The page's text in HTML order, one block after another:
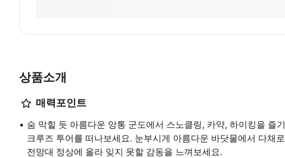
상품소개
매력포인트
숨 막힐 듯 아름다운 앙통 군도에서 스노클링, 카약, 하이킹을 즐
크루즈 투어를 떠나보세요. 눈부시게 아름다운 바닷물에서 다채
전망대 정상에 올라 잊지 못할 감동을 느껴보세요.